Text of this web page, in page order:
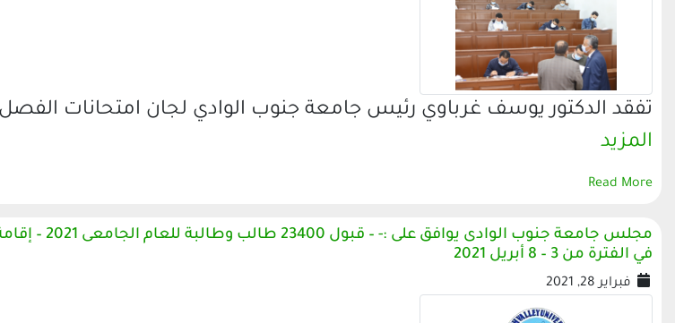
تفقد الدكتور يوسف غرباوي رئيس جامعة جنوب الوادي لجان امتحانات الفصل
المزيد
Read More
مجلس جامعة جنوب
في الفترة من 3 – 8 أبريل 2021
فبراير 28, 2021